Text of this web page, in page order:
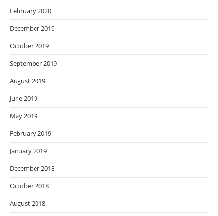
February 2020
December 2019
October 2019
September 2019
August 2019
June 2019
May 2019
February 2019
January 2019
December 2018
October 2018
August 2018